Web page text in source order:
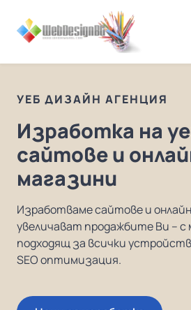
УЕБ ДИЗАЙН АГЕНЦИЯ
Изработка на
сайтове и
магазини
Изработваме сайтове и
увеличават продажбите Ви – с
подходящ за всички
SEO оптимизация.